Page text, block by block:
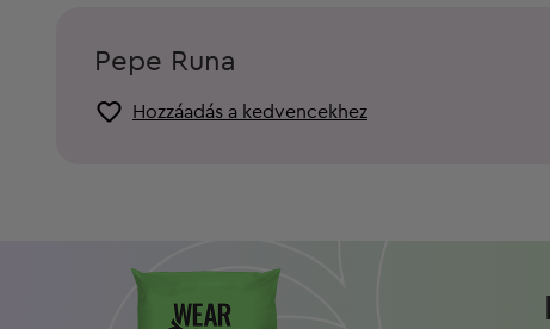
Pepe Runa
Hozzáadás a kedvencekhez